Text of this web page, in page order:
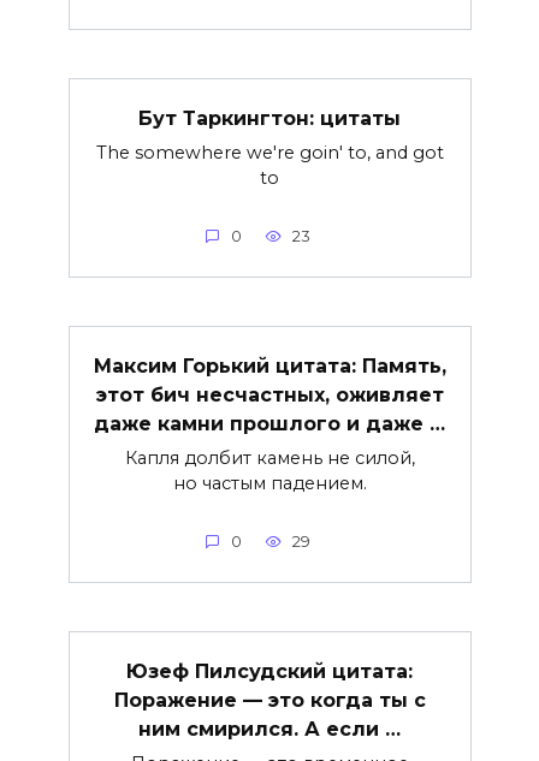
Бут Таркингтон: цитаты
The somewhere we're goin' to, and got
to
0 23
Максим Горький цитата: Память,
этот бич несчастных, оживляет
даже камни прошлого и даже …
Капля долбит камень не силой,
но частым падением.
0 29
Юзеф Пилсудский цитата:
Поражение — это когда ты с
ним смирился. А если …